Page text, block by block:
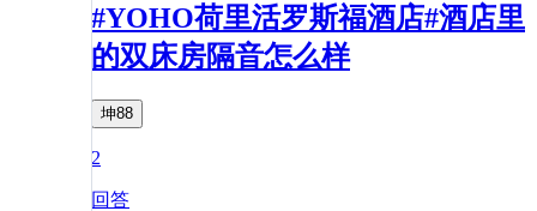
#YOHO荷里活罗斯福酒店#酒店里
的双床房隔音怎么样
坤88
2
回答